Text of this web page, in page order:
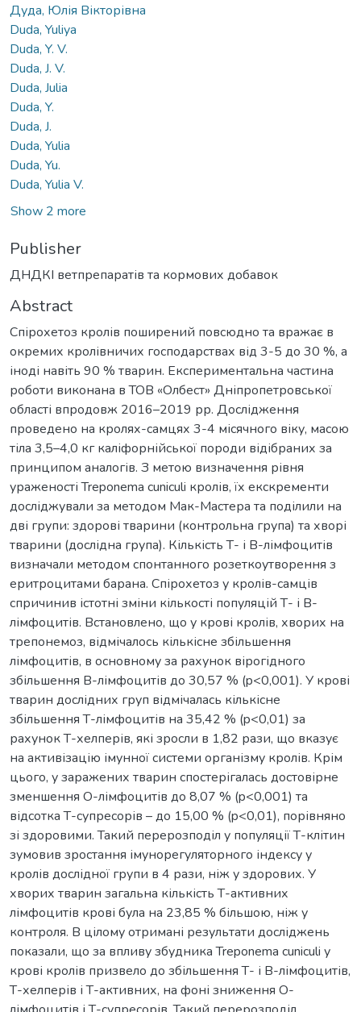
Дуда, Юлія Вікторівна
Duda, Yuliya
Duda, Y. V.
Duda, J. V.
Duda, Julia
Duda, Y.
Duda, J.
Duda, Yulia
Duda, Yu.
Duda, Yulia V.
Show 2 more
Publisher
ДНДКІ ветпрепаратів та кормових добавок
Abstract
Спірохетоз кролів поширений повсюдно та вражає в
окремих кролівничих господарствах від 3-5 до 30 %, а
іноді навіть 90 % тварин. Експериментальна частина
роботи виконана в ТОВ «Олбест» Дніпропетровської
області впродовж 2016–2019 рр. Дослідження
проведено на кролях-самцях 3-4 місячного віку, масою
тіла 3,5–4,0 кг каліфорнійської породи відібраних за
принципом аналогів. З метою визначення рівня
ураженості Treponema cuniculi кролів, їх екскременти
досліджували за методом Мак-Мастера та поділили на
дві групи: здорові тварини (контрольна група) та хворі
тварини (дослідна група). Кількість Т- і В-лімфоцитів
визначали методом спонтанного розеткоутворення з
еритроцитами барана. Спірохетоз у кролів-самців
спричинив істотні зміни кількості популяцій Т- і В-
лімфоцитів. Встановлено, що у крові кролів, хворих на
трепонемоз, відмічалось кількісне збільшення
лімфоцитів, в основному за рахунок вірогідного
збільшення В-лімфоцитів до 30,57 % (p<0,001). У крові
тварин дослідних груп відмічалась кількісне
збільшення Т-лімфоцитів на 35,42 % (p<0,01) за
рахунок Т-хелперів, які зросли в 1,82 рази, що вказує
на активізацію імунної системи організму кролів. Крім
цього, у заражених тварин спостерігалась достовірне
зменшення О-лімфоцитів до 8,07 % (p<0,001) та
відсотка Т-супресорів – до 15,00 % (p<0,01), порівняно
зі здоровими. Такий перерозподіл у популяції Т-клітин
зумовив зростання імунорегуляторного індексу у
кролів дослідної групи в 4 рази, ніж у здорових. У
хворих тварин загальна кількість Т-активних
лімфоцитів крові була на 23,85 % більшою, ніж у
контроля. В цілому отримані результати досліджень
показали, що за впливу збудника Treponema cuniculi у
крові кролів призвело до збільшення Т- і В-лімфоцитів,
Т-хелперів і Т-активних, на фоні зниження О-